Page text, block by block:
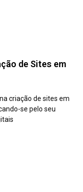
de Sites em
criação de sites em
se pelo seu